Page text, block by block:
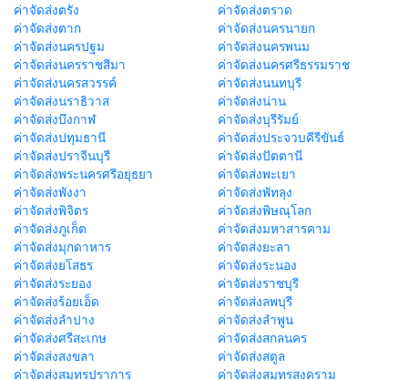
ค่าจัดส่งตรัง
ค่าจัดส่งตราด
ค่าจัดส่งตาก
ค่าจัดส่งนครนายก
ค่าจัดส่งนครปฐม
ค่าจัดส่งนครพนม
ค่าจัดส่งนครราชสีมา
ค่าจัดส่งนครศรีธรรมราช
ค่าจัดส่งนครสวรรค์
ค่าจัดส่งนนทบุรี
ค่าจัดส่งนราธิวาส
ค่าจัดส่งน่าน
ค่าจัดส่งบึงกาฬ
ค่าจัดส่งบุรีรัมย์
ค่าจัดส่งปทุมธานี
ค่าจัดส่งประจวบคีรีขันธ์
ค่าจัดส่งปราจีนบุรี
ค่าจัดส่งปัตตานี
ค่าจัดส่งพระนครศรีอยุธยา
ค่าจัดส่งพะเยา
ค่าจัดส่งพังงา
ค่าจัดส่งพัทลุง
ค่าจัดส่งพิจิตร
ค่าจัดส่งพิษณุโลก
ค่าจัดส่งภูเก็ต
ค่าจัดส่งมหาสารคาม
ค่าจัดส่งมุกดาหาร
ค่าจัดส่งยะลา
ค่าจัดส่งยโสธร
ค่าจัดส่งระนอง
ค่าจัดส่งระยอง
ค่าจัดส่งราชบุรี
ค่าจัดส่งร้อยเอ็ด
ค่าจัดส่งลพบุรี
ค่าจัดส่งลำปาง
ค่าจัดส่งลำพูน
ค่าจัดส่งศรีสะเกษ
ค่าจัดส่งสกลนคร
ค่าจัดส่งสงขลา
ค่าจัดส่งสตูล
ค่าจัดส่งสมุทรปราการ
ค่าจัดส่งสมุทรสงคราม